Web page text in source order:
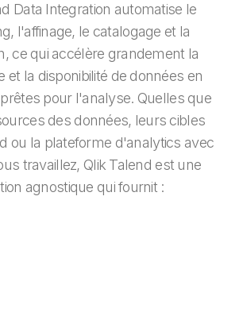
Data Integration automatise le
l'affinage, le catalogage et la
ce qui accélère grandement la
et la disponibilité de données en
pour l'analyse. Quelles que
des données, leurs cibles
ou la plateforme d'analytics avec
travaillez, Qlik Talend est une
agnostique qui fournit :